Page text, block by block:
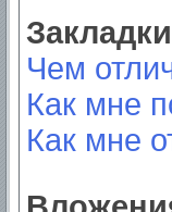
Чем
Как мне
Как мне